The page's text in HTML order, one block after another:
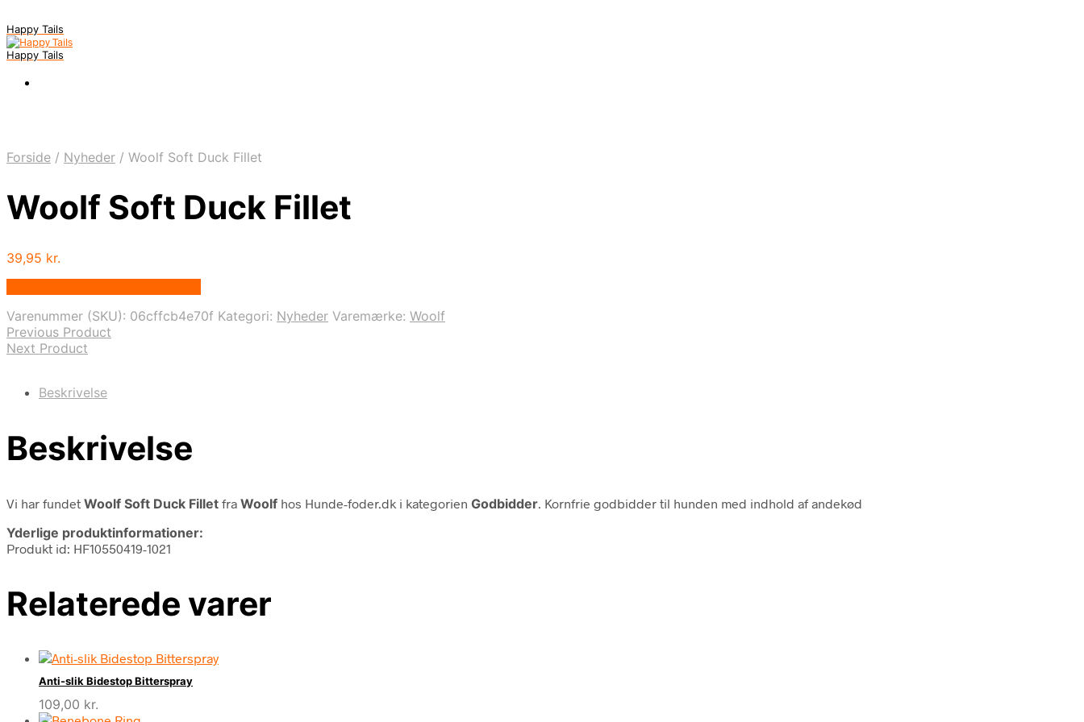
Happy Tails
Happy Tails
Forside / Nyheder / Woolf Soft Duck Fillet
Woolf Soft Duck Fillet
39,95 kr.
Varenummer (SKU): 06cffcb4e70f Kategori: Nyheder Varemærke: Woolf
Previous Product
Next Product
Beskrivelse
Beskrivelse
Vi har fundet Woolf Soft Duck Fillet fra Woolf hos Hunde-foder.dk i kategorien Godbidder . Kornfrie godbidder til hunden med indhold af andekød
Yderlige produktinformationer:
Produkt id: HF10550419-1021
Relaterede varer
Anti-slik Bidestop Bitterspray
109,00 kr.